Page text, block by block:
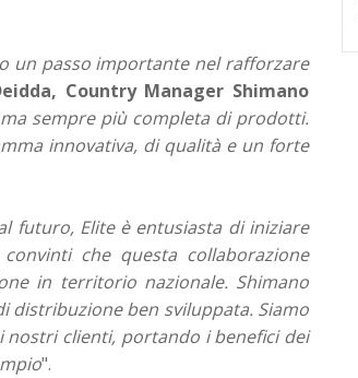
un passo importante nel rafforzare
Country Manager Shimano
sempre più completa di prodotti.
innovativa, di qualità e un forte
futuro, Elite è entusiasta di iniziare
che questa collaborazione
in territorio nazionale. Shimano
distribuzione ben sviluppata. Siamo
nostri clienti, portando i benefici dei
".